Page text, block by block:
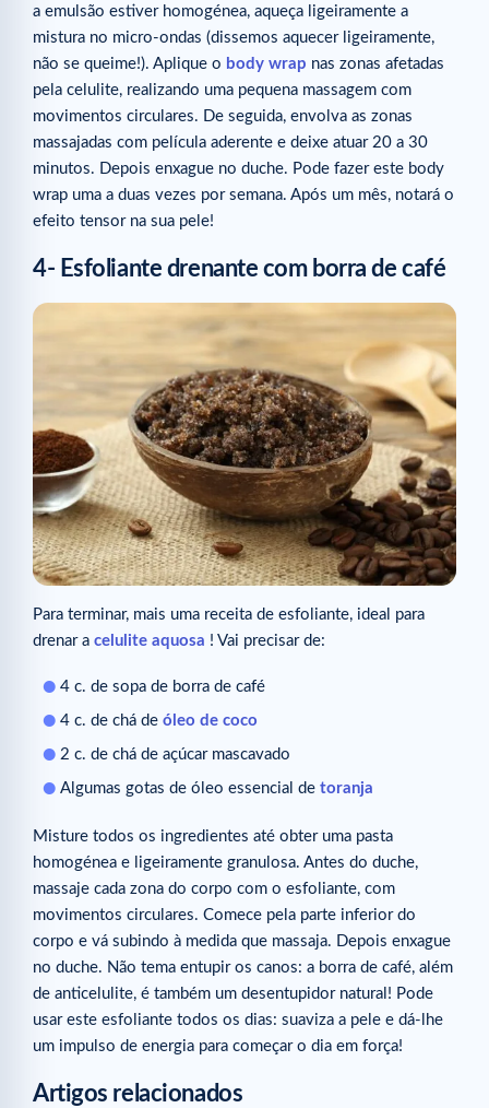
a emulsão estiver homogénea, aqueça ligeiramente a
mistura no micro-ondas (dissemos aquecer ligeiramente,
não se queime!). Aplique o body wrap nas zonas afetadas
pela celulite, realizando uma pequena massagem com
movimentos circulares. De seguida, envolva as zonas
massajadas com película aderente e deixe atuar 20 a 30
minutos. Depois enxague no duche. Pode fazer este body
wrap uma a duas vezes por semana. Após um mês, notará o
efeito tensor na sua pele!
4- Esfoliante drenante com borra de café
Para terminar, mais uma receita de esfoliante, ideal para
drenar a celulite aquosa ! Vai precisar de:
4 c. de sopa de borra de café
4 c. de chá de óleo de coco
2 c. de chá de açúcar mascavado
Algumas gotas de óleo essencial de toranja
Misture todos os ingredientes até obter uma pasta
homogénea e ligeiramente granulosa. Antes do duche,
massaje cada zona do corpo com o esfoliante, com
movimentos circulares. Comece pela parte inferior do
corpo e vá subindo à medida que massaja. Depois enxague
no duche. Não tema entupir os canos: a borra de café, além
de anticelulite, é também um desentupidor natural! Pode
usar este esfoliante todos os dias: suaviza a pele e dá-lhe
um impulso de energia para começar o dia em força!
Artigos relacionados